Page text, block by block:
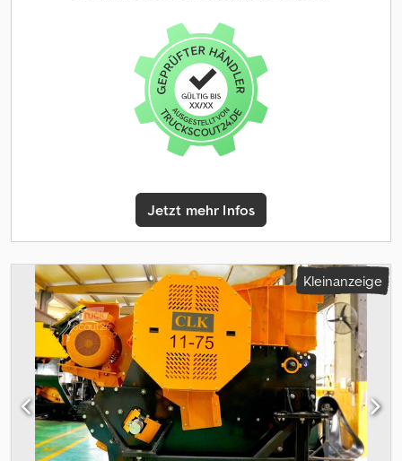
Granit sowie abrasiven Materialien in der Bergbauindustrie. Das
Arbeitsprinzip von Kegelbrechern basiert auf der
Materialzerkleinerung durch Kompression, indem das Material
zwischen den vollständig mit verschleißfestem Mantel und
Konusauskleidung versehenen Wänden zerdrückt wird. Aufgrund
der langlebigen Verschleißteile hat sie eine längere Lebensdauer
als andere Brecher. Modell: FABO CCS-440 Kapazität: 300-550 t/h
Max. Aufgabeöffnung: EC 450 mm Dcedoy Hz Uvepfx Adqek C 400
Abmessungen (Breite * Höhe): 3100 * 2850 mm
Gegentriebwellendrehzahl: 750-1200 U/min Gewicht: 31.000 kg *
Hydroset-Steuerung * Automatischer Überlastschutz *
Kornform * Hochleistungs-Labyrinthdichtung ohne Kontakt *
Hohe Produktivität, niedriger Energieverbrauch, geringere
Verschleißkosten, lange Lebensdauer und hoher Produktertrag
mit gewünschter Feinanteilproduktion. FÜR WEITERE
INFORMATIONEN STEHEN WIR IHNEN GERNE JEDERZEIT
TELEFONISCH ZUR VERFÜGUNG!!!
Jetzt mehr Infos
Kleinanzeige